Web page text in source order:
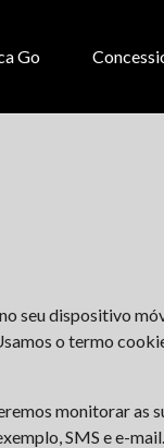
Go
seu dispositivo
o termo
monitorar as
SMS e e-mail.